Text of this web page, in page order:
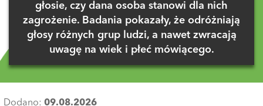
głosie, czy dana osoba stanowi dla nich
zagrożenie. Badania pokazały, że odróżniają
głosy różnych grup ludzi, a nawet zwracają
uwagę na wiek i płeć mówiącego.
Dodano: 09.08.2026